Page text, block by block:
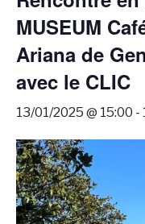
MUSEUM
Ariana de
avec le CLIC
13/01/2025 @ 15:00 -